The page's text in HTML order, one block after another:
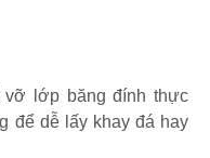
vỡ lớp băng đính thực
để dễ lấy khay đá hay